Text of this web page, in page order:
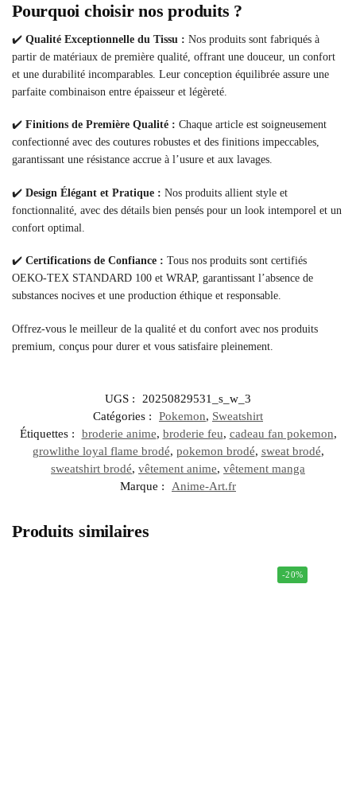
Pourquoi choisir nos produits ?
✔️ Qualité Exceptionnelle du Tissu : Nos produits sont fabriqués à
partir de matériaux de première qualité, offrant une douceur, un confort
et une durabilité incomparables. Leur conception équilibrée assure une
parfaite combinaison entre épaisseur et légèreté.
✔️ Finitions de Première Qualité : Chaque article est soigneusement
confectionné avec des coutures robustes et des finitions impeccables,
garantissant une résistance accrue à l’usure et aux lavages.
✔️ Design Élégant et Pratique : Nos produits allient style et
fonctionnalité, avec des détails bien pensés pour un look intemporel et un
confort optimal.
✔️ Certifications de Confiance : Tous nos produits sont certifiés
OEKO-TEX STANDARD 100 et WRAP, garantissant l’absence de
substances nocives et une production éthique et responsable.
Offrez-vous le meilleur de la qualité et du confort avec nos produits
premium, conçus pour durer et vous satisfaire pleinement.
UGS :
20250829531_s_w_3
Catégories :
Pokemon, Sweatshirt
Étiquettes :
broderie anime, broderie feu, cadeau fan pokemon,
growlithe loyal flame brodé, pokemon brodé, sweat brodé,
sweatshirt brodé, vêtement anime, vêtement manga
Marque :
Anime-Art.fr
Produits similaires
-20%